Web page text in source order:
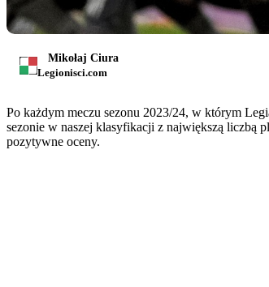
Mikołaj Ciura
Legionisci.com
Po każdym meczu sezonu 2023/24, w którym
sezonie w naszej klasyfikacji z największą liczbą
pozytywne oceny.